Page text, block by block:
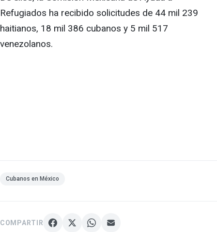
Refugiados ha recibido solicitudes de 44 mil 239
haitianos, 18 mil 386 cubanos y 5 mil 517
venezolanos.
Cubanos en México
COMPARTIR